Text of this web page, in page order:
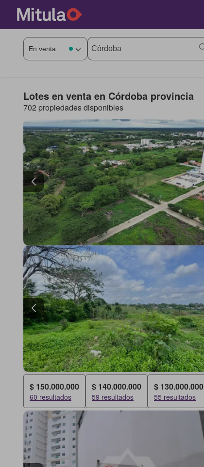
Lotes en venta en Córdoba provincia
702 propiedades disponibles
$ 150.000.000
60 resultados
$ 140.000.000
59 resultados
$ 130.000.000
55 resultados